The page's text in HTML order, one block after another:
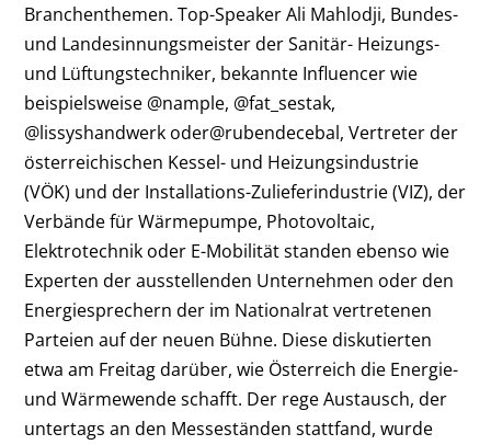
Branchenthemen. Top-Speaker Ali Mahlodji, Bundes-
und Landesinnungsmeister der Sanitär- Heizungs-
und Lüftungstechniker, bekannte Influencer wie
beispielsweise @nample, @fat_sestak,
@lissyshandwerk oder@rubendecebal, Vertreter der
österreichischen Kessel- und Heizungsindustrie
(VÖK) und der Installations-Zulieferindustrie (VIZ), der
Verbände für Wärmepumpe, Photovoltaic,
Elektrotechnik oder E-Mobilität standen ebenso wie
Experten der ausstellenden Unternehmen oder den
Energiesprechern der im Nationalrat vertretenen
Parteien auf der neuen Bühne. Diese diskutierten
etwa am Freitag darüber, wie Österreich die Energie-
und Wärmewende schafft. Der rege Austausch, der
untertags an den Messeständen stattfand, wurde